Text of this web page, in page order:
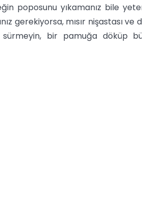
poposunu yıkamanız bile
gerekiyorsa, mısır nişastası
bir pamuğa döküp